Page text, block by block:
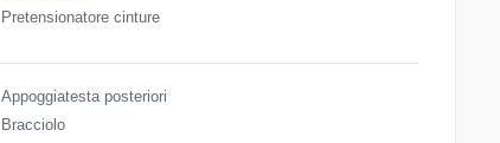
Pretensionatore cinture
Appoggiatesta posteriori
Bracciolo